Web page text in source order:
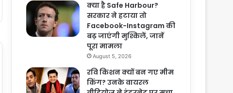
क्या है Safe Harbour?
सरकार ने हटाया तो
Facebook-Instagram की
बढ़ जाएंगी मुश्किलें, जानें
पूरा मामला
August 5, 2026
रवि किशन क्यों बन गए मीम
किंग? उनके वायरल